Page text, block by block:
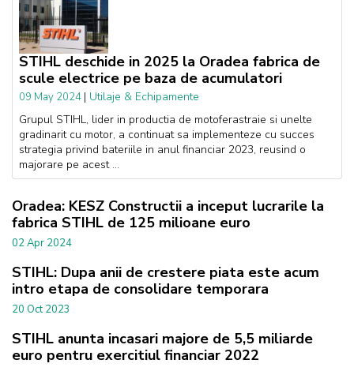
STIHL deschide in 2025 la Oradea fabrica de
scule electrice pe baza de acumulatori
09 May 2024 | Utilaje & Echipamente
Grupul STIHL, lider in productia de motoferastraie si unelte
gradinarit cu motor, a continuat sa implementeze cu succes
strategia privind bateriile in anul financiar 2023, reusind o
majorare pe acest ...
Oradea: KESZ Constructii a inceput lucrarile la
fabrica STIHL de 125 milioane euro
02 Apr 2024
STIHL: Dupa anii de crestere piata este acum
intro etapa de consolidare temporara
20 Oct 2023
STIHL anunta incasari majore de 5,5 miliarde
euro pentru exercitiul financiar 2022